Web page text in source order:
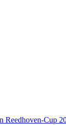
Reedhoven-Cup